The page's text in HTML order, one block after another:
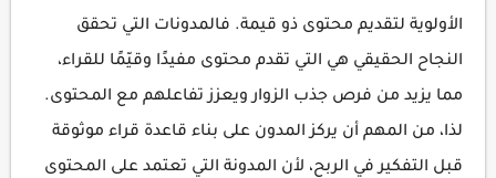
الأولوية لتقديم محتوى ذو قيمة. فالمدونات التي تحقق
النجاح الحقيقي هي التي تقدم محتوى مفيدًا وقيّمًا للقراء،
مما يزيد من فرص جذب الزوار ويعزز تفاعلهم مع المحتوى.
لذا، من المهم أن يركز المدون على بناء قاعدة قراء موثوقة
قبل التفكير في الربح، لأن المدونة التي تعتمد على المحتوى